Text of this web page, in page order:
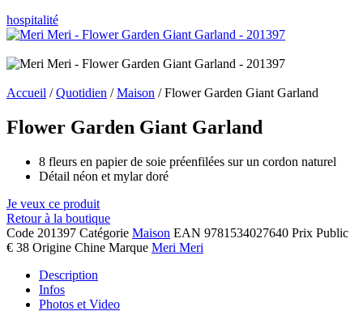
hospitalité
Accueil /Quotidien /Maison / Flower Garden Giant Garland
Flower Garden Giant Garland
8 fleurs en papier de soie préenfilées sur un cordon naturel
Détail néon et mylar doré
Je veux ce produit
Retour à la boutique
Code 201397 Catégorie Maison EAN 9781534027640 Prix Public
€ 38 Origine Chine Marque Meri Meri
Description
Infos
Photos et Video